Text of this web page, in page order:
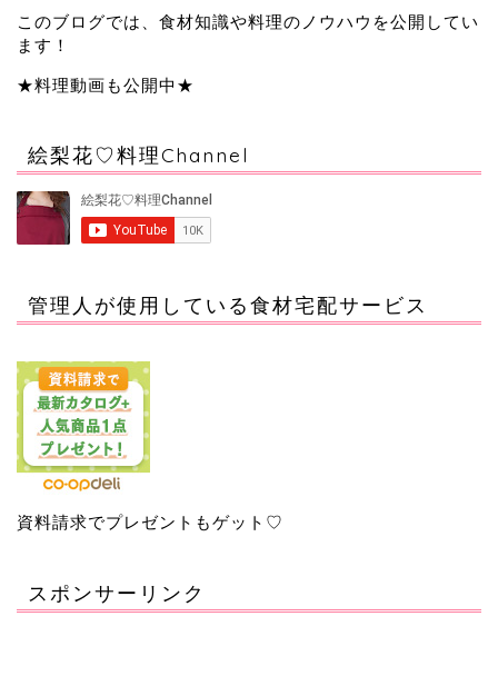
このブログでは、食材知識や料理のノウハウを公開してい
ます！
★料理動画も公開中★
絵梨花♡料理Channel
管理人が使用している食材宅配サービス
資料請求でプレゼントもゲット♡
スポンサーリンク